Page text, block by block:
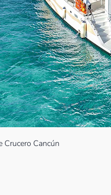
Crucero Cancún